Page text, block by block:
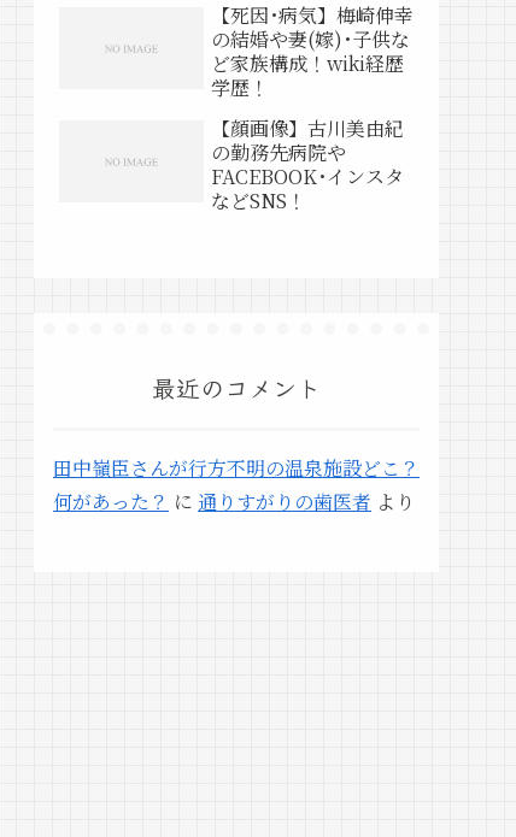
【死因･病気】梅崎伸幸
の結婚や妻(嫁)･子供な
ど家族構成！wiki経歴
学歴！
【顔画像】古川美由紀
の勤務先病院や
FACEBOOK･インスタ
などSNS！
最近のコメント
田中嶺臣さんが行方不明の温泉施設どこ？
何があった？ に 通りすがりの歯医者 より